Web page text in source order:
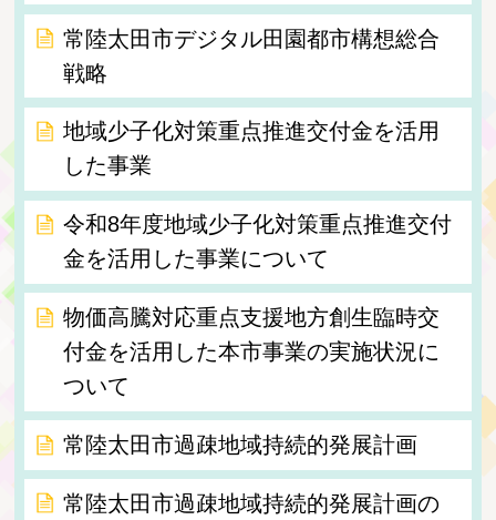
常陸太田市デジタル田園都市構想総合
戦略
地域少子化対策重点推進交付金を活用
した事業
令和8年度地域少子化対策重点推進交付
金を活用した事業について
物価高騰対応重点支援地方創生臨時交
付金を活用した本市事業の実施状況に
ついて
常陸太田市過疎地域持続的発展計画
常陸太田市過疎地域持続的発展計画の